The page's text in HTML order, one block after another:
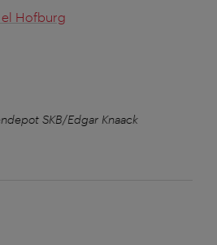
Hofburg
SKB/Edgar Knaack